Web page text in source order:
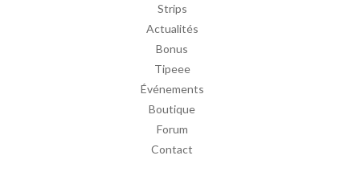
Strips
Actualités
Bonus
Tipeee
Événements
Boutique
Forum
Contact